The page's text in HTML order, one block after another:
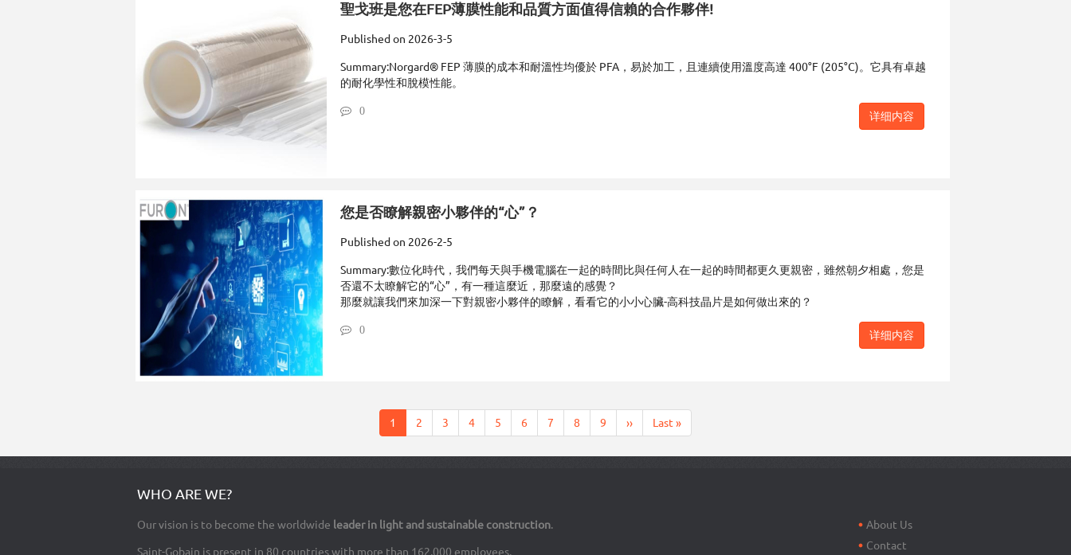
聖戈班是您在FEP薄膜性能和品質方面值得信賴的合作夥伴!
Published on 2026-3-5
Summary:Norgard® FEP 薄膜的成本和耐溫性均優於 PFA，易於加工，且連續使用溫度高達 400°F (205°C)。它具有卓越
的耐化學性和脫模性能。
0 详细内容
您是否瞭解親密小夥伴的“心”？
Published on 2026-2-5
Summary:數位化時代，我們每天與手機電腦在一起的時間比與任何人在一起的時間都更久更親密，雖然朝夕相處，您是
否還不太瞭解它的“心”，有一種這麼近，那麼遠的感覺？
那麼就讓我們來加深一下對親密小夥伴的瞭解，看看它的小小心臟-高科技晶片是如何做出來的？
0 详细内容
Current
page
1 Page
2 Page
3 Page
4 Page
5 Page
6 Page
7 Page
8 Page
9
Next
page
››
Last
page
Last »
WHO ARE WE?
Our vision is to become the worldwide leader in light and sustainable construction.
Saint-Gobain is present in 80 countries with more than 162,000 employees.
About Us
Contact